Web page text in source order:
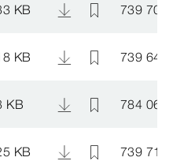
KB 739 706
KB 739 645
KB 784 065
KB 739 713